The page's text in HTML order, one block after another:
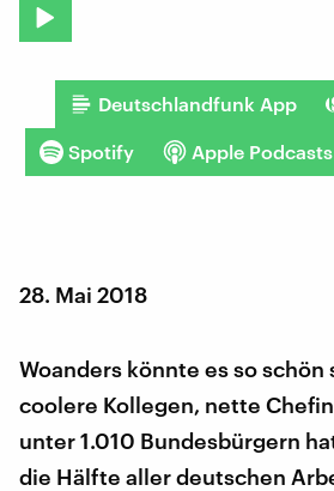
Deutschlandfunk App
Spotify Apple Podcasts
28. Mai 2018
Woanders könnte es so schön
coolere Kollegen, nette
unter 1.010 Bundesbürgern
die Hälfte aller deutschen